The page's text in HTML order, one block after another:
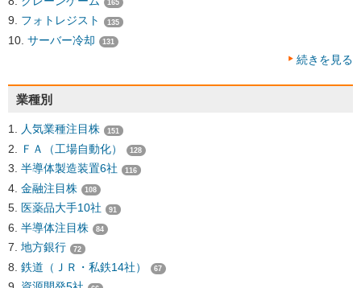
165
フォトレジスト 135
サーバー冷却 131
続きを見る
業種別
人気業種注目株 151
ＦＡ（工場自動化） 128
半導体製造装置6社 116
金融注目株 108
医薬品大手10社 91
半導体注目株 84
地方銀行 72
鉄道（ＪＲ・私鉄14社） 67